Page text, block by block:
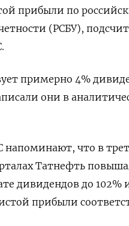
прибыли по
(РСБУ),
примерно 4%
они в
напоминают, что в
Татнефть
дивидендов до 102%
прибыли